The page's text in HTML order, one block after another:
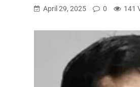
April 29, 2025 0 141